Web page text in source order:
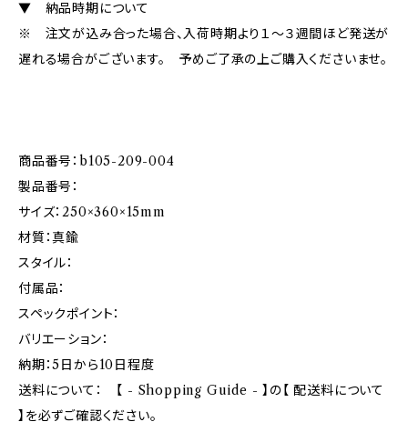
▼ 納品時期について
※ 注文が込み合った場合、入荷時期より１～３週間ほど発送が
遅れる場合がございます。 予めご了承の上ご購入くださいませ。
商品番号：b105-209-004
製品番号：
サイズ：250×360×15mm
材質：真鍮
スタイル：
付属品：
スペックポイント：
バリエーション：
納期：5日から10日程度
送料について： 【 - Shopping Guide - 】の【 配送料について
】を必ずご確認ください。